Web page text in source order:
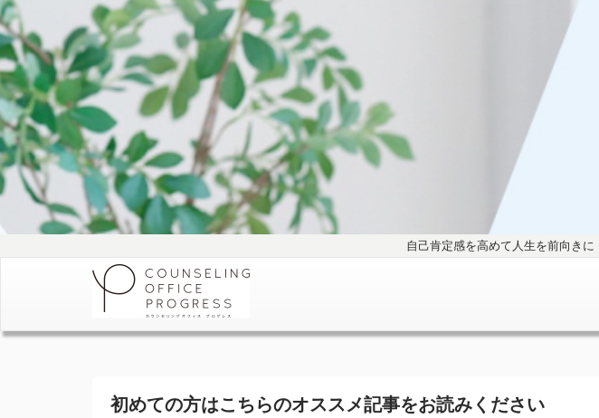
自己肯定感を高めて人生を前向きに
初めての方はこちらのオススメ記事をお読みください